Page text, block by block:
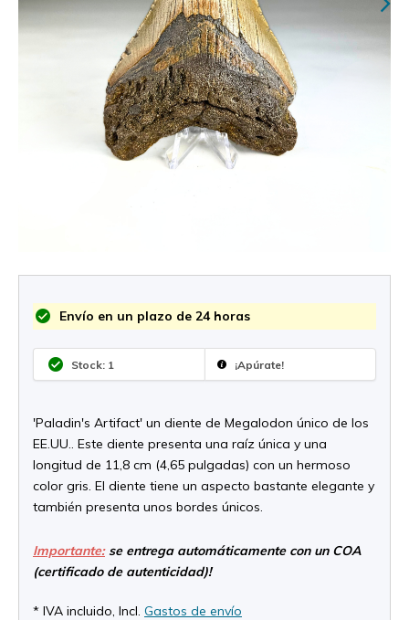
Envío en un plazo de 24 horas
Stock: 1 ¡Apúrate!
'Paladin's Artifact' un diente de Megalodon único de los
EE.UU.. Este diente presenta una raíz única y una
longitud de 11,8 cm (4,65 pulgadas) con un hermoso
color gris. El diente tiene un aspecto bastante elegante y
también presenta unos bordes únicos.
Importante:se entrega automáticamente con un COA
(certificado de autenticidad)!
* IVA incluido, Incl. Gastos de envío